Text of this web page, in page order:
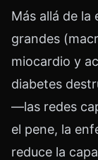
Más allá de la
grandes
miocardio y
diabetes
—las redes
el pene, la
reduce la